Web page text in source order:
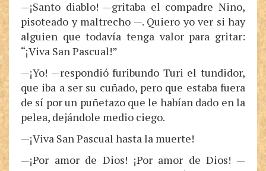
—¡Santo diablo! —gritaba el compadre Nino,
pisoteado y maltrecho —. Quiero yo ver si hay
alguien que todavía tenga valor para gritar:
“¡Viva San Pascual!”
—¡Yo! —respondió furibundo Turi el tundidor,
que iba a ser su cuñado, pero que estaba fuera
de sí por un puñetazo que le habían dado en la
pelea, dejándole medio ciego.
—¡Viva San Pascual hasta la muerte!
—¡Por amor de Dios! ¡Por amor de Dios! —